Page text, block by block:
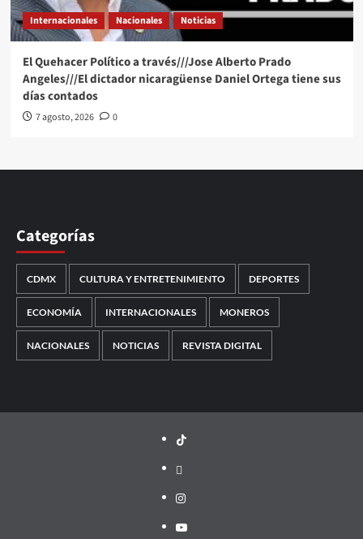
Internacionales Nacionales Noticias
El Quehacer Político a través///Jose Alberto Prado
Angeles///El dictador nicaragüense Daniel Ortega tiene sus
días contados
7 agosto, 2026 0
Categorías
CDMX CULTURA Y ENTRETENIMIENTO DEPORTES
ECONOMÍA INTERNACIONALES MONEROS
NACIONALES NOTICIAS REVISTA DIGITAL
TikTok
threads
Instagram
Youtube